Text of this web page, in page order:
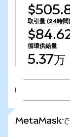
取引量 (24時間)
循環供給量
5.37万
MetaMaskで